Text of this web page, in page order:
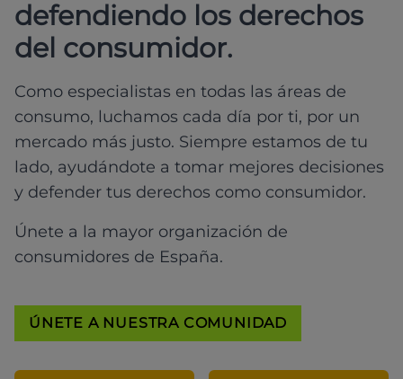
defendiendo los derechos
del consumidor.
Como especialistas en todas las áreas de
consumo, luchamos cada día por ti, por un
mercado más justo. Siempre estamos de tu
lado, ayudándote a tomar mejores decisiones
y defender tus derechos como consumidor.
Únete a la mayor organización de
consumidores de España.
ÚNETE A NUESTRA COMUNIDAD